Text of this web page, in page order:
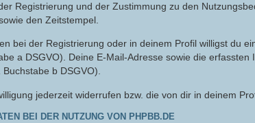
Registrierung und der Zustimmung zu den
den Zeitstempel.
bei der Registrierung oder in deinem Profil willigst du
a DSGVO). Deine E-Mail-Adresse sowie die
b DSGVO).
jederzeit widerrufen bzw. die von dir in deinem
BEI DER NUTZUNG VON PHPBB.DE